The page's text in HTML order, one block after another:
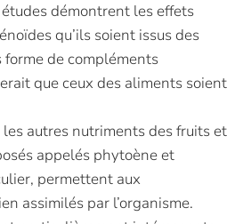
démontrent les effets
qu’ils soient issus des
de compléments
que ceux des aliments soient
autres nutriments des fruits et
appelés phytoène et
permettent aux
assimilés par l’organisme.